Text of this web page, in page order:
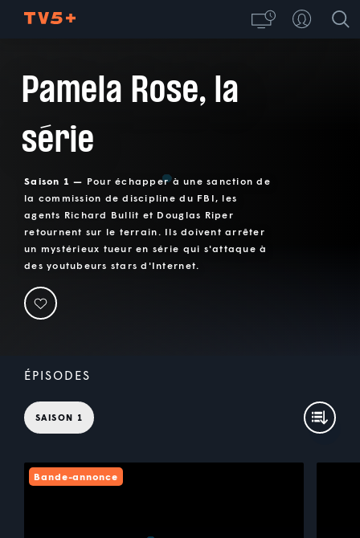
Pamela Rose, la
série
Saison 1 — Pour échapper à une sanction de
la commission de discipline du FBI, les
agents Richard Bullit et Douglas Riper
retournent sur le terrain. Ils doivent arrêter
un mystérieux tueur en série qui s'attaque à
des youtubeurs stars d'Internet.
ÉPISODES
SAISON 1
Bande-annonce